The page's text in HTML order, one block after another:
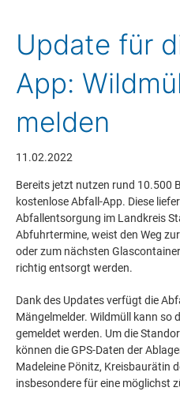
Update für
App:
melden
11.02.2022
Bereits jetzt nutzen rund 10.500
kostenlose Abfall-App. Diese
Abfallentsorgung im Landkreis
Abfuhrtermine, weist den Weg
oder zum nächsten
richtig entsorgt werden.
Dank des Updates verfügt die
Mängelmelder. Wildmüll kann
gemeldet werden. Um die
können die GPS-Daten der
Madeleine Pönitz, Kreisbaurätin
insbesondere für eine möglichst